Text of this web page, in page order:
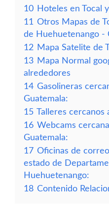
10 Hoteles en Tocal
11 Otros Mapas de
de Huehuetenango -
12 Mapa Satelite de
13 Mapa Normal
alrededores
14 Gasolineras
Guatemala:
15 Talleres cercanos
16 Webcams
Guatemala:
17 Oficinas de
estado de
Huehuetenango:
18 Contenido